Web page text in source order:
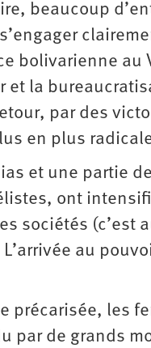
beaucoup
bolivarienne au
et la
par des
en plus
et une partie
ont
sociétés (c’est
au
précarisée, les
par de grands